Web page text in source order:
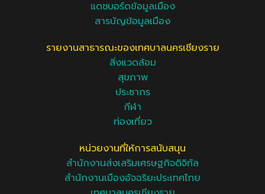
แดชบอร์ดข้อมูลเมือง
สารบัญข้อมูลเมือง
รายงานสาธารณะของเทศบาลนครเชียงราย
สิ่งแวดล้อม
สุขภาพ
ประชากร
กีฬา
ท่องเที่ยว
หน่วยงานที่ให้การสนับสนุน
สำนักงานส่งเสริมเศรษฐกิจดิจิทัล
สำนักงานเมืองอัจฉริยะประเทศไทย